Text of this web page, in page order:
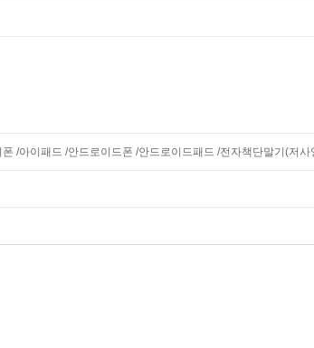
/아이패드 /안드로이드폰 /안드로이드패드 /전자책단말기(저